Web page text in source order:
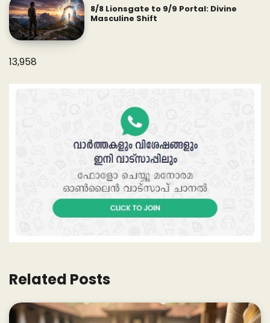
8/8 Lionsgate to 9/9 Portal: Divine
Masculine Shift
13,958
Related Posts